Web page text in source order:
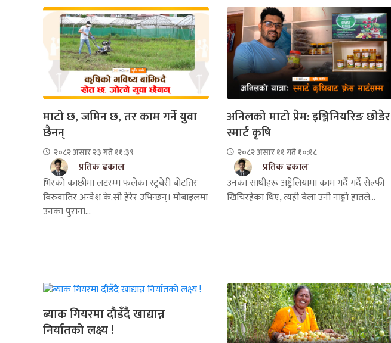
माटो छ, जमिन छ, तर काम गर्ने युवा
छैनन्
२०८२ असार २३ गते ११:३९
प्रतिक ढकाल
भिरको काछीमा लटरम्म फलेका स्ट्रबेरी बोटतिर
बिरुवातिर अन्वेश के.सी हेरेर उभिन्छन्। मोबाइलमा
उनका पुराना...
अनिलको माटो प्रेम: इञ्जिनियरिङ छोडेर
स्मार्ट कृषि
२०८२ असार ११ गते १०:१८
प्रतिक ढकाल
उनका साथीहरू अष्ट्रेलियामा काम गर्दै गर्दै सेल्फी
खिचिरहेका थिए, त्यही बेला उनी नाङ्गो हातले...
ब्याक गियरमा दौडँदै खाद्यान्न
निर्यातको लक्ष्य !